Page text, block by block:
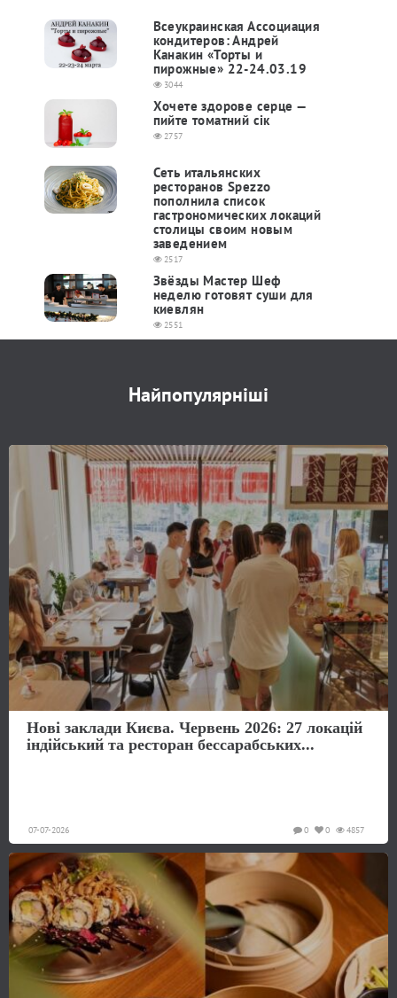
Всеукраинская Ассоциация
кондитеров: Андрей
Канакин «Торты и
пирожные» 22-24.03.19
3044
Хочете здорове серце —
пийте томатний сік
2757
Cеть итальянских
ресторанов Spezzo
пополнила список
гастрономических локаций
столицы своим новым
заведением
2517
Звёзды Мастер Шеф
неделю готовят суши для
киевлян
2551
Найпопулярніші
Нові заклади Києва. Червень 2026: 27 локацій
індійський та ресторан бессарабських...
07-07-2026 4857
0
0